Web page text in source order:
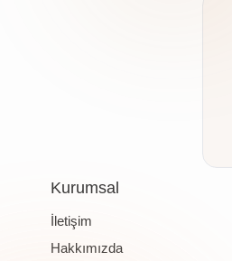
Kurumsal
İletişim
Hakkımızda